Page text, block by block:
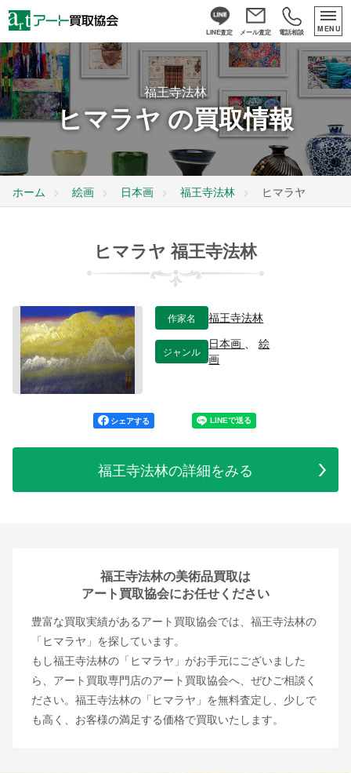
LINE査定 メール査定 電話相談 MENU
福王寺法林
ヒマラヤ の買取情報
ホーム 絵画 日本画 福王寺法林 ヒマラヤ
ヒマラヤ 福王寺法林
作家名 福王寺法林
ジャンル
日本画 、絵
画
シェアする
福王寺法林の詳細をみる
福王寺法林の美術品買取は
アート買取協会にお任せください
豊富な買取実績があるアート買取協会では、福王寺法林の
「ヒマラヤ」を探しています。
もし福王寺法林の「ヒマラヤ」がお手元にございました
ら、アート買取専門店のアート買取協会へ、ぜひご相談く
ださい。福王寺法林の「ヒマラヤ」を無料査定し、少しで
も高く、お客様の満足する価格で買取いたします。